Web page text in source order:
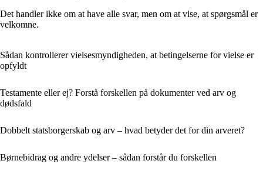
Det handler ikke om at have alle svar, men om at vise, at spørgsmål er
velkomne.
Sådan kontrollerer vielsesmyndigheden, at betingelserne for vielse er
opfyldt
Testamente eller ej? Forstå forskellen på dokumenter ved arv og
dødsfald
Dobbelt statsborgerskab og arv – hvad betyder det for din arveret?
Børnebidrag og andre ydelser – sådan forstår du forskellen